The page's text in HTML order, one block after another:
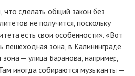
что сделать общий закон без
не получится, поскольку
есть свои особенности». «Вот
пешеходная зона, в Калининграде
— улица Баранова, например,
иногда собираются музыканты —